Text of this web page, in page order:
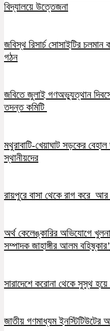
বিদ্যালয়ে উত্তেজনা
জবিস্থ রিসার্চ সোসাইটির চলমান
গঠন
জবিতে জুলাই গণঅভ্যুত্থান
তদন্ত কমিটি
মথুরাবাটি-খেয়াঘাট সড়কের
স্থানীয়দের
রায়পুরে বাসা থেকে রাগ করে আর
অর্থ কেলেঙ্কারির অভিযোগে
সম্পাদক জাহাঙ্গীর আলম বহিষ্কার’
সারাদেশে করোনা থেকে সুস্থ
জাতীয় গণমাধ্যম ইনস্টিটিউটের